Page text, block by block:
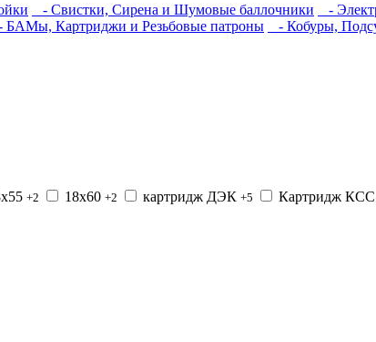
- Свистки, Сирена и Шумовые баллочники -
БАМы, Картриджи и Резьбовые патроны - Кобуры,
+2 18х60 +2 картридж ДЭК +5 Картридж КСС